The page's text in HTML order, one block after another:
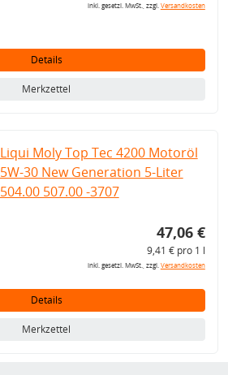
inkl. gesetzl. MwSt., zzgl.Versandkosten
Details
Merkzettel
Liqui Moly Top Tec 4200 Motoröl
5W-30 New Generation 5-Liter
504.00 507.00 -3707
47,06 €
9,41 € pro 1 l
inkl. gesetzl. MwSt., zzgl.Versandkosten
Details
Merkzettel